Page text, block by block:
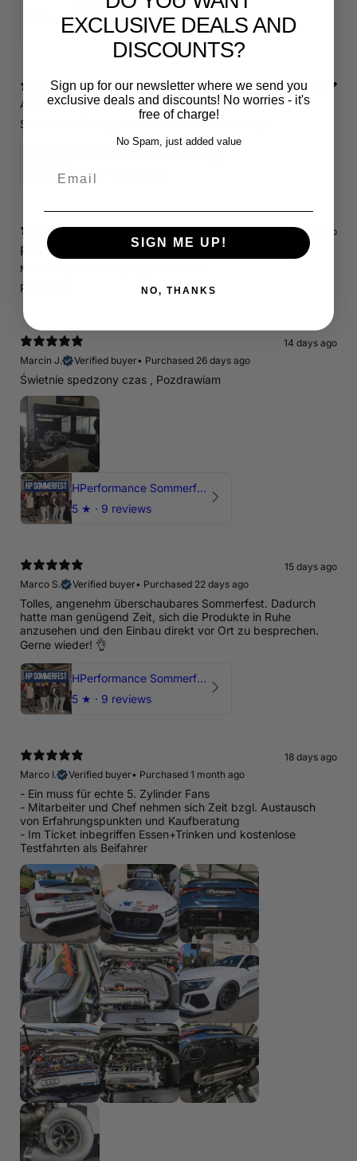
RS3 Emblem - 3D Black Edition - Schwarz/Schwarz Logo Modellschriftzug
5★ · 1 review
12 days ago
A.E.
Verified buyer•Purchased 19 days ago
Schnelle Lieferung. Alles wie beschrieben. Top.
4.71 ★ ·
14 days ago
RS3 8P
Marcin J.
Polecam !
14 days ago
Marcin J.
Verified buyer• Purchased 26 days ago
Świetnie spedzony czas , Pozdrawiam
HPerformance Sommerfest 2026
5 ★ · 9 reviews
15 days ago
Marco S.
Verified buyer• Purchased 22 days ago
Tolles, angenehm überschaubares Sommerfest. Dadurch
hatte man genügend Zeit, sich die Produkte in Ruhe
anzusehen und den Einbau direkt vor Ort zu besprechen.
Gerne wieder! 👌
HPerformance Sommerfest 2026
5 ★ · 9 reviews
18 days ago
Marco I.
Verified buyer• Purchased 1 month ago
- Ein muss für echte 5. Zylinder Fans
- Mitarbeiter und Chef nehmen sich Zeit bzgl. Austausch
von Erfahrungspunkten und Kaufberatung
- Im Ticket inbegriffen Essen+Trinken und kostenlose
Testfahrten als Beifahrer
EXCLUSIVE DEALS AND
DISCOUNTS?
Sign up for our newsletter where we send you
exclusive deals and discounts! No worries - it's
free of charge!
No Spam, just added value
SIGN ME UP!
NO, THANKS